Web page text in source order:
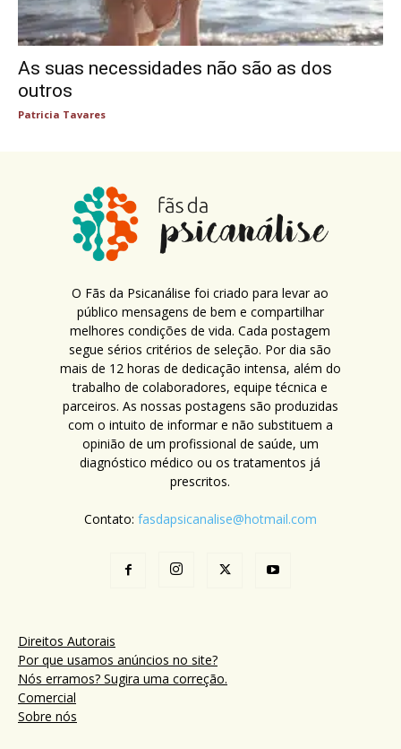
As suas necessidades não são as dos
outros
Patricia Tavares
O Fãs da Psicanálise foi criado para levar ao
público mensagens de bem e compartilhar
melhores condições de vida. Cada postagem
segue sérios critérios de seleção. Por dia são
mais de 12 horas de dedicação intensa, além do
trabalho de colaboradores, equipe técnica e
parceiros. As nossas postagens são produzidas
com o intuito de informar e não substituem a
opinião de um profissional de saúde, um
diagnóstico médico ou os tratamentos já
prescritos.
Contato: fasdapsicanalise@hotmail.com
Direitos Autorais
Por que usamos anúncios no site?
Nós erramos? Sugira uma correção.
Comercial
Sobre nós